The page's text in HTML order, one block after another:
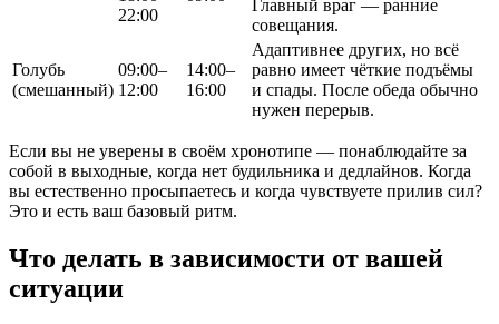
22:00
Главный враг — ранние
совещания.
Голубь
(смешанный)
09:00–
12:00
14:00–
16:00
Адаптивнее других, но всё
равно имеет чёткие подъёмы
и спады. После обеда обычно
нужен перерыв.
Если вы не уверены в своём хронотипе — понаблюдайте за
собой в выходные, когда нет будильника и дедлайнов. Когда
вы естественно просыпаетесь и когда чувствуете прилив сил?
Это и есть ваш базовый ритм.
Что делать в зависимости от вашей
ситуации